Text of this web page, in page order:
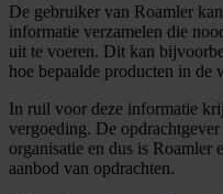
De gebruiker van Roamler
informatie verzamelen die
uit te voeren. Dit kan
hoe bepaalde producten in de
In ruil voor deze informatie
vergoeding. De
organisatie en dus is Roamler
aanbod van opdrachten.